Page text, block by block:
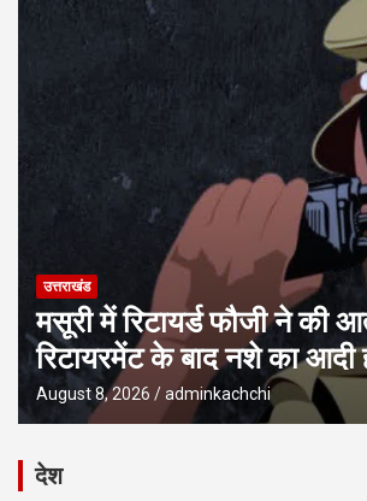
धामी कैबिनेट की बैठक, 15 प्रस्तावों पर लगी मुहर,
उत्तराखंड
मसूरी में रिटायर्ड फौजी ने की
रिटायरमेंट के बाद नशे का आदी
August 8, 2026 adminkachchi
देश